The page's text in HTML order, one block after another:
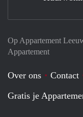
Op Appartement
Appartement
Over ons Contact
Gratis je